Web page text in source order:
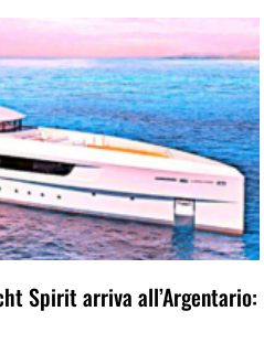
Spirit arriva all’Argentario: